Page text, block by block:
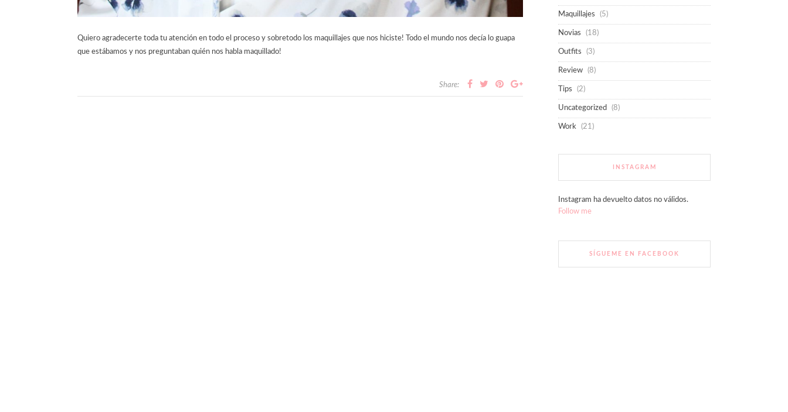
Quiero agradecerte toda tu atención en todo el proceso y sobretodo los maquillajes que nos hiciste! Todo el mundo nos decía lo guapa
que estábamos y nos preguntaban quién nos habla maquillado!
Share:
Maquillajes (5)
Novias (18)
Outfits (3)
Review (8)
Tips (2)
Uncategorized (8)
Work (21)
INSTAGRAM
Instagram ha devuelto datos no válidos.
Follow me
SÍGUEME EN FACEBOOK